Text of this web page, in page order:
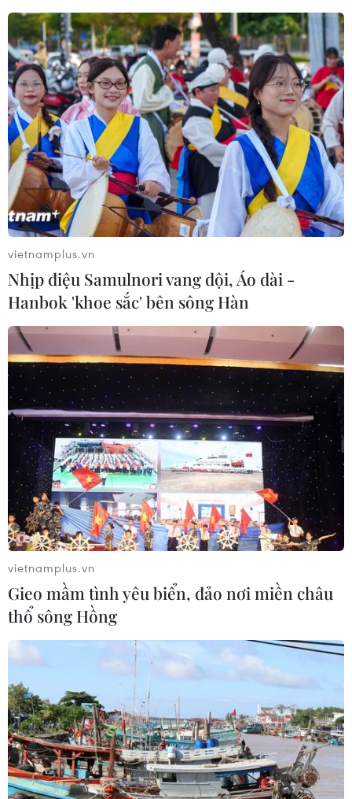
Người dân thành phố Hòa Bình vui chơi trên dải cát nổi lên trên
sông Đà đoạn gần cầu Hòa Bình 2. (Ảnh: Trọng Đạt/TTXVN)
Lòng sông đà phía hạ lưu thủy điện Hòa Bình cạn trơ đáy. (Ảnh:
Trọng Đạt/TTXVN)
Chân móng cầu Hòa Bình 1 trồi lên khi sông Đà phía hạ lưu bị
cạn nước. (Ảnh: Trọng Đạt/TTXVN)
vietnamplus.vn
Nhịp điệu Samulnori vang dội, Áo dài -
Hanbok 'khoe sắc' bên sông Hàn
vietnamplus.vn
Gieo mầm tình yêu biển, đảo nơi miền châu
thổ sông Hồng